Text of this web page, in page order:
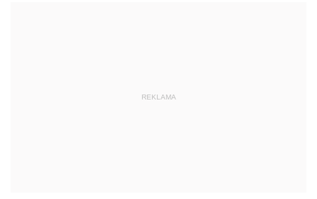
REKLAMA